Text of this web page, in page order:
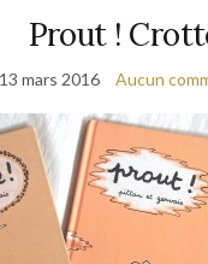
Prout !
13 mars 2016 Aucun